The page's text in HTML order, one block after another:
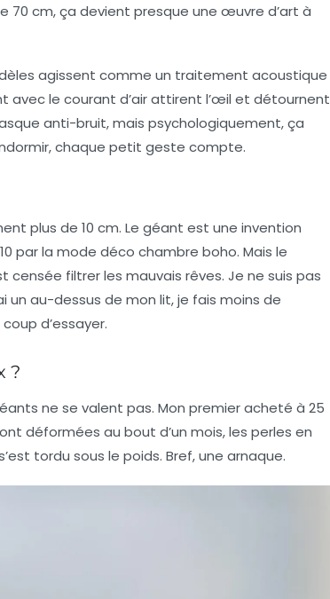
70 cm, ça devient presque une œuvre d’art à
agissent comme un traitement acoustique
avec le courant d’air attirent l’œil et détournent
anti-bruit, mais psychologiquement, ça
chaque petit geste compte.
plus de 10 cm. Le géant est une invention
par la mode déco chambre boho. Mais le
filtrer les mauvais rêves. Je ne suis pas
un au-dessus de mon lit, je fais moins de
d’essayer.
?
ne se valent pas. Mon premier acheté à 25
déformées au bout d’un mois, les perles en
tordu sous le poids. Bref, une arnaque.